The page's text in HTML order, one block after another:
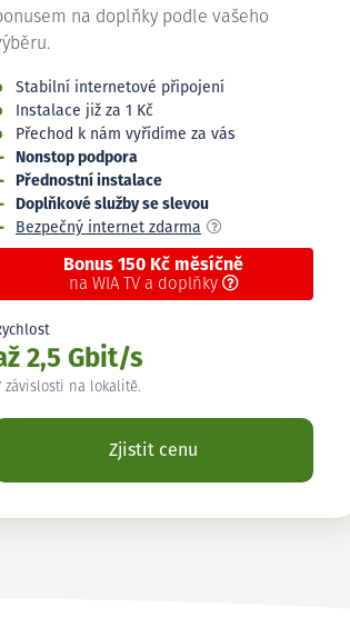
na doplňky podle vašeho
Stabilní internetové připojení
Instalace již za 1 Kč
Přechod k nám vyřídíme za vás
Nonstop podpora
Přednostní instalace
Doplňkové služby se slevou
Bezpečný internet zdarma
Bonus 150 Kč měsíčně
na WIA TV a doplňky
2,5 Gbit/s
závislosti na lokalitě.
Zjistit cenu